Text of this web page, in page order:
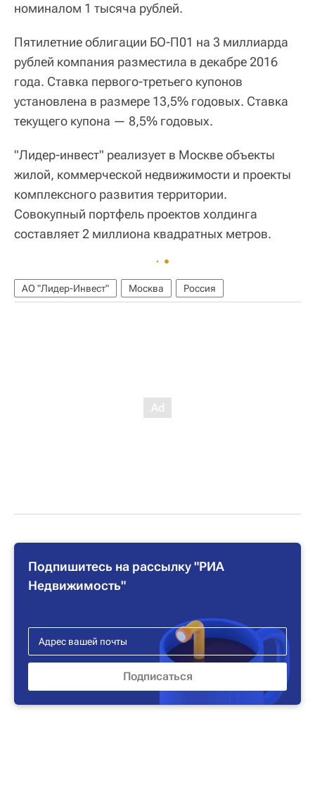
номиналом 1 тысяча рублей.
Пятилетние облигации БО-П01 на 3 миллиарда
рублей компания разместила в декабре 2016
года. Ставка первого-третьего купонов
установлена в размере 13,5% годовых. Ставка
текущего купона — 8,5% годовых.
"Лидер-инвест" реализует в Москве объекты
жилой, коммерческой недвижимости и проекты
комплексного развития территории.
Совокупный портфель проектов холдинга
составляет 2 миллиона квадратных метров.
АО "Лидер-Инвест" Москва Россия
Подпишитесь на рассылку "РИА
Недвижимость"